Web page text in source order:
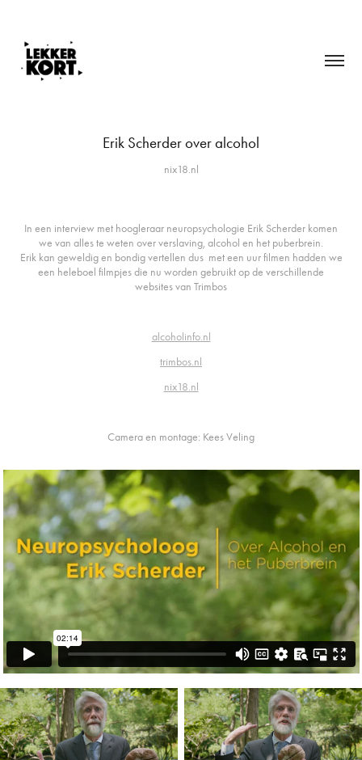
Erik Scherder over alcohol
nix18.nl
In een interview met hoogleraar neuropsychologie Erik Scherder komen
we van alles te weten over verslaving, alcohol en het puberbrein.
Erik kan geweldig en bondig vertellen dus met een uur filmen hadden we
een heleboel filmpjes die nu worden gebruikt op de verschillende
websites van Trimbos
alcoholinfo.nl
trimbos.nl
nix18.nl
Camera en montage: Kees Veling